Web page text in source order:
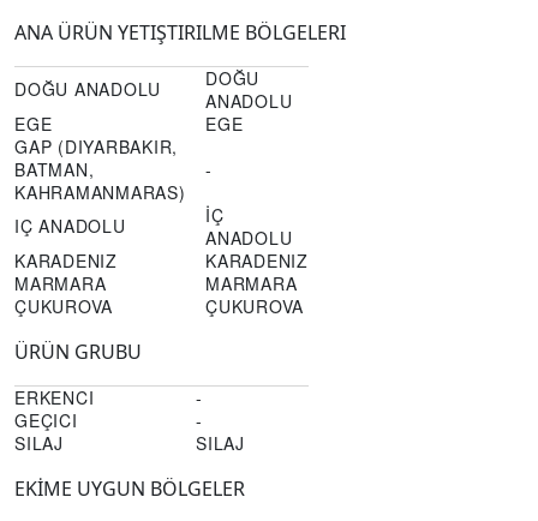
ANA ÜRÜN YETIŞTIRILME BÖLGELERI
DOĞU ANADOLU
DOĞU
ANADOLU
EGE
EGE
GAP (DIYARBAKIR,
BATMAN,
KAHRAMANMARAS)
-
IÇ ANADOLU
İÇ
ANADOLU
KARADENIZ
KARADENIZ
MARMARA
MARMARA
ÇUKUROVA
ÇUKUROVA
ÜRÜN GRUBU
ERKENCI
-
GEÇICI
-
SILAJ
SILAJ
EKİME UYGUN BÖLGELER